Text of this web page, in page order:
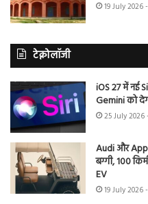
19 July 2026
टेक्नोलॉजी
iOS 27 में नई
Gemini को
25 July 2026
Audi और
बग्गी, 100
EV
19 July 2026